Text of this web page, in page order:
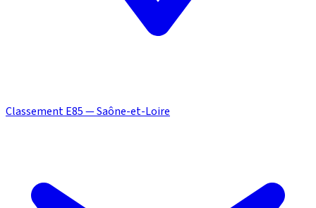
Classement E85 — Saône-et-Loire